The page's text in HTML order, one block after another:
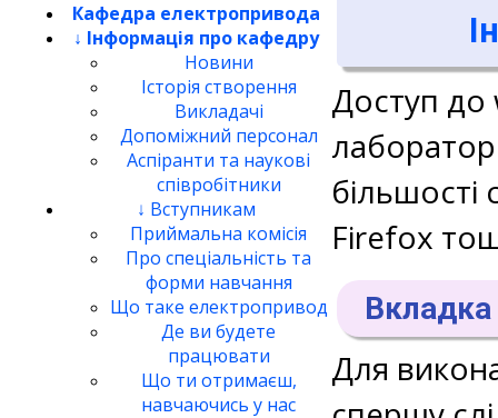
Кафедра електропривода
↓ Інформація про кафедру
Новини
Історія створення
Викладачі
Допоміжний персонал
Аспіранти та наукові
співробітники
↓ Вступникам
Приймальна комісія
Про спеціальність та
форми навчання
Що таке електропривод
Де ви будете
працювати
Що ти отримаєш,
навчаючись у нас
Доступ до
більшості
Firefox
Вкладка
Для